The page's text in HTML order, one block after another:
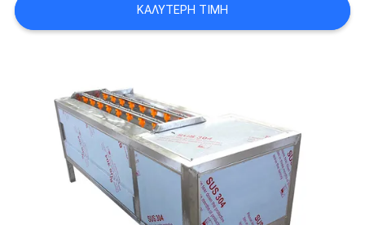
SITEMAP
POLICY
ΚΑΛΎΤΕΡΗ ΤΙΜΉ